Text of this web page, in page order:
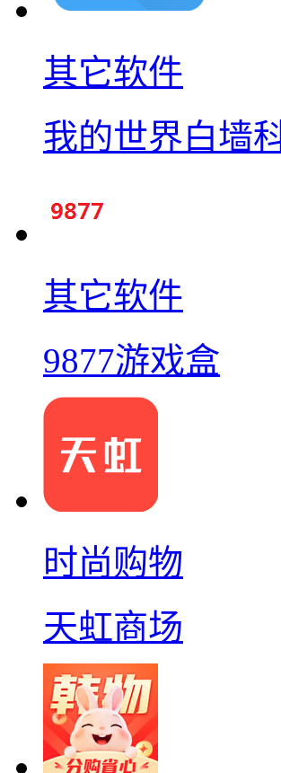
其它软件
我的世界白墙
其它软件
9877游戏盒
时尚购物
天虹商场